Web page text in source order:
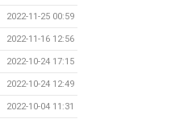
2022-11-25 00:59
2022-11-16 12:56
2022-10-24 17:15
2022-10-24 12:49
2022-10-04 11:31